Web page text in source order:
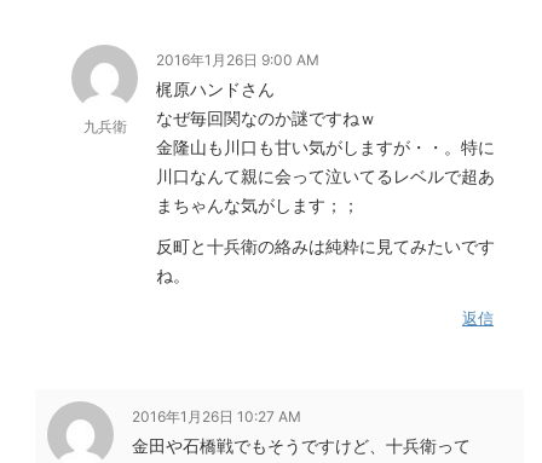
九兵衛
2016年1月26日 9:00 AM
梶原ハンドさん
なぜ毎回関なのか謎ですねｗ
金隆山も川口も甘い気がしますが・・。特に
川口なんて親に会って泣いてるレベルで超あ
まちゃんな気がします；；
反町と十兵衛の絡みは純粋に見てみたいです
ね。
返信
2016年1月26日 10:27 AM
金田や石橋戦でもそうですけど、十兵衛って